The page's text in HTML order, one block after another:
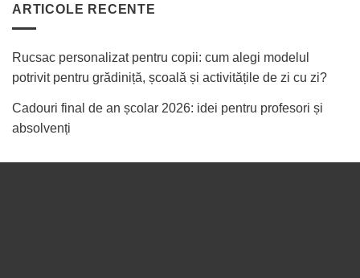
ARTICOLE RECENTE
Rucsac personalizat pentru copii: cum alegi modelul
potrivit pentru grădiniță, școală și activitățile de zi cu zi?
Cadouri final de an școlar 2026: idei pentru profesori și
absolvenți